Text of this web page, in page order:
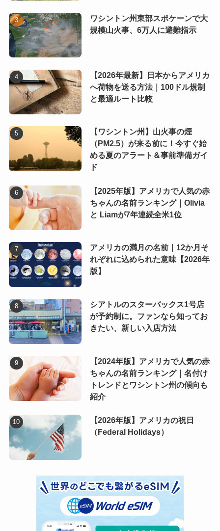
ワシントン州東部スポケーンで大
規模山火事、6万人に避難指示
【2026年最新】日本からアメリカ
へ荷物を送る方法｜100ドル規制
と最適ルート比較
【ワシントン州】山火事の煙
（PM2.5）が来る前に！今すぐ始
める夏のアラート＆事前準備ガイ
ド
【2025年版】アメリカで人気の赤
ちゃんの名前ランキング｜Olivia
と Liamが7年連続全米1位
アメリカの満月の名前｜12か月そ
れぞれに込められた意味【2026年
版】
シアトルのスターバックス1号店
が予約制に。ファンなら知ってお
きたい、新しい入店方法
【2024年版】アメリカで人気の赤
ちゃんの名前ランキング｜名付け
トレンドとワシントン州の傾向も
紹介
【2026年版】アメリカの祝日
（Federal Holidays）